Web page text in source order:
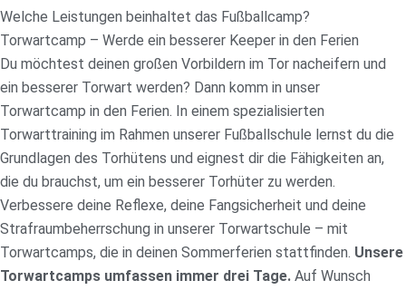
Welche Leistungen beinhaltet das Fußballcamp?
Torwartcamp – Werde ein besserer Keeper in den Ferien
Du möchtest deinen großen Vorbildern im Tor nacheifern und
ein besserer Torwart werden? Dann komm in unser
Torwartcamp in den Ferien. In einem spezialisierten
Torwarttraining im Rahmen unserer Fußballschule lernst du die
Grundlagen des Torhütens und eignest dir die Fähigkeiten an,
die du brauchst, um ein besserer Torhüter zu werden.
Verbessere deine Reflexe, deine Fangsicherheit und deine
Strafraumbeherrschung in unserer Torwartschule – mit
Torwartcamps, die in deinen Sommerferien stattfinden. Unsere
Torwartcamps umfassen immer drei Tage. Auf Wunsch